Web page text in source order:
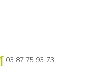
03 87 75 93 73